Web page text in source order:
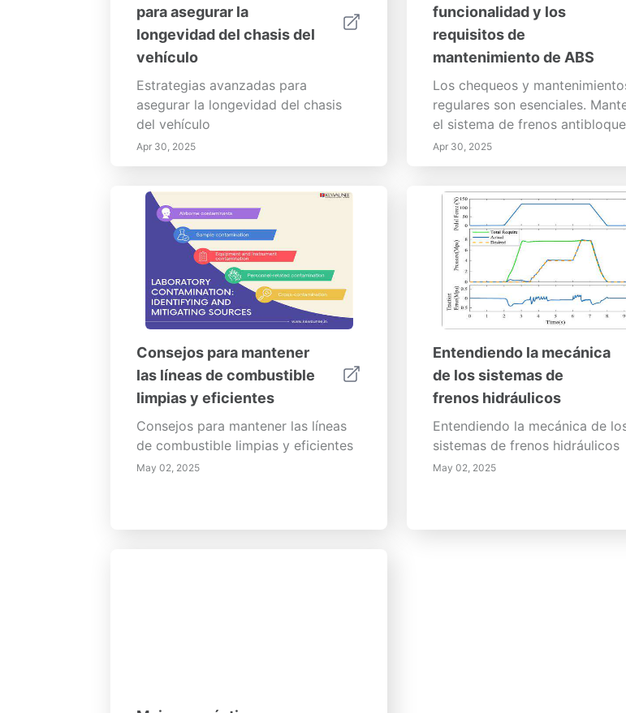
para asegurar la
longevidad del chasis del
vehículo
Estrategias avanzadas para
asegurar la longevidad del chasis
del vehículo
Apr 30, 2025
funcionalidad y los
requisitos de
mantenimiento de ABS
Los chequeos y
regulares son esenciales.
el sistema de frenos
(ABS) de su vehículo es crucial
la seguridad y el rendimiento.
mantenerse al día con su
mantenimiento puede prevenir
accidentes.
Apr 30, 2025
Consejos para mantener
las líneas de combustible
limpias y eficientes
Consejos para mantener las líneas
de combustible limpias y eficientes
May 02, 2025
Entendiendo la mecánica
de los sistemas de
frenos hidráulicos
Entendiendo la mecánica de
sistemas de frenos hidráulicos
May 02, 2025